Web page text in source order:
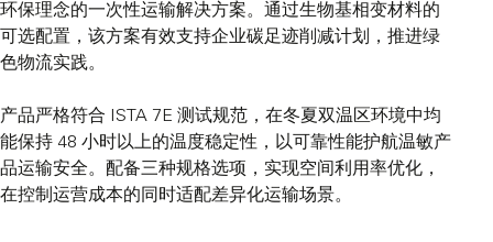
环保理念的一次性运输解决方案。通过生物基相变材料的
可选配置，该方案有效支持企业碳足迹削减计划，推进绿
色物流实践。
产品严格符合 ISTA 7E 测试规范，在冬夏双温区环境中均
能保持 48 小时以上的温度稳定性，以可靠性能护航温敏产
品运输安全。配备三种规格选项，实现空间利用率优化，
在控制运营成本的同时适配差异化运输场景。